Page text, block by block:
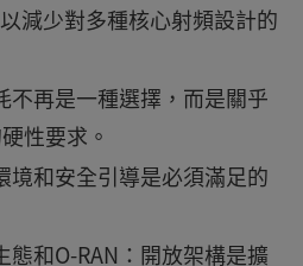
減少對多種核心射頻設計的
不再是一種選擇，而是關乎
性要求。
境和安全引導是必須滿足的
態和O-RAN：開放架構是擴